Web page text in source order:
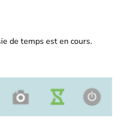
de temps est en cours.